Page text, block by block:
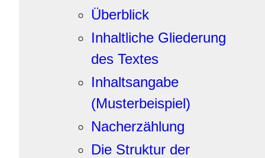
Überblick
Inhaltliche Gliederung
des Textes
Inhaltsangabe
(Musterbeispiel)
Nacherzählung
Die Struktur der